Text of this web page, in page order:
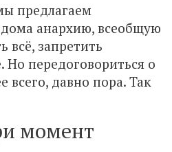
предлагаем
анархию, всеобщую
всё, запретить
Но передоговориться о
всего, давно пора. Так
момент